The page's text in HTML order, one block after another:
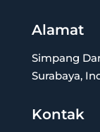
Alamat
Simpang
Surabaya,
Kontak